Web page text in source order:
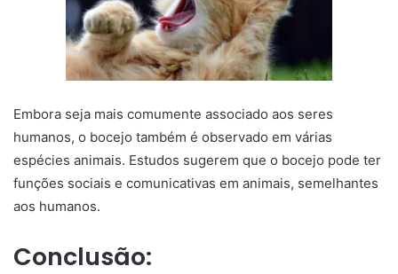
Embora seja mais comumente associado aos seres
humanos, o bocejo também é observado em várias
espécies animais. Estudos sugerem que o bocejo pode ter
funções sociais e comunicativas em animais, semelhantes
aos humanos.
Conclusão: